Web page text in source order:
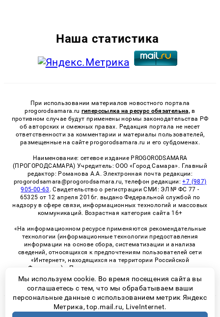
Наша статистика
При использовании материалов новостного портала
progorodsamara.ru гиперссылка на ресурс обязательна, в
противном случае будут применены нормы законодательства РФ
об авторских и смежных правах. Редакция портала не несет
ответственности за комментарии и материалы пользователей,
размещенные на сайте progorodsamara.ru и его субдоменах.
Наименование: сетевое издание PROGORODSAMARA
(ПРОГОРОДСАМАРА) Учредитель: ООО «Город Самара». Главный
редактор: Романова А.А. Электронная почта редакции:
progorodsamara@progorodsamara.ru, телефон редакции:+7 (987)
905-00-63 . Свидетельство о регистрации СМИ: ЭЛ № ФС 77 -
65325 от 12 апреля 2016г. выдано Федеральной службой по
надзору в сфере связи, информационных технологий и массовых
коммуникаций. Возрастная категория сайта 16+
«На информационном ресурсе применяются рекомендательные
технологии (информационные технологии предоставления
информации на основе сбора, систематизации и анализа
сведений, относящихся к предпочтениям пользователей сети
«Интернет», находящихся на территории Российской
Федерации)». Правила применения рекомендательных
технологий в виджетах рекламно-обменной сети
«СМИ2» (PDF)
© 2026 «ProGorodSamara» | Все права защищены
Мы используем cookie. Во время посещения сайта вы
соглашаетесь с тем, что мы обрабатываем ваши
персональные данные с использованием метрик Яндекс
Метрика, top.mail.ru, LiveInternet.